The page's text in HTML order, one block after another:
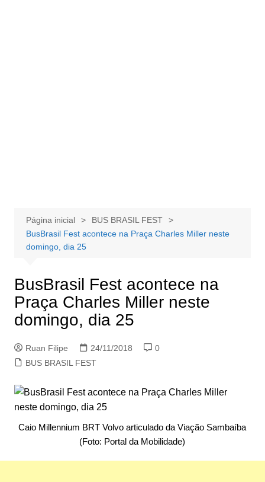
Página inicial
BUS BRASIL FEST
BusBrasil Fest acontece na Praça Charles Miller neste
domingo, dia 25
BusBrasil Fest acontece na
Praça Charles Miller neste
domingo, dia 25
Ruan Filipe 24/11/2018
0
BUS BRASIL FEST
Caio Millennium BRT Volvo articulado da Viação Sambaíba
(Foto: Portal da Mobilidade)